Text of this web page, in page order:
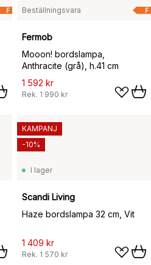
F F
Beställningsvara
Fermob
Mooon! bordslampa,
Anthracite (grå), h.41 cm
1 592 kr
Rek. 1 990 kr
I lager
Scandi Living
Haze bordslampa 32 cm, Vit
1 409 kr
Rek. 1 570 kr
KAMPANJ
-10%